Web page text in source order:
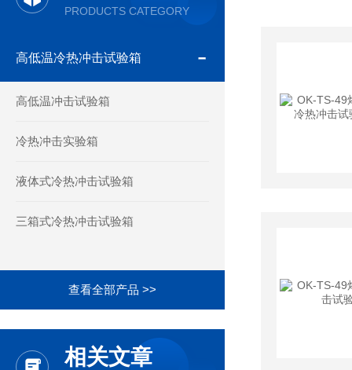
PRODUCTS CATEGORY
高低温冷热冲击试验箱
高低温冲击试验箱
冷热冲击实验箱
液体式冷热冲击试验箱
三箱式冷热冲击试验箱
查看全部产品 >>
相关文章